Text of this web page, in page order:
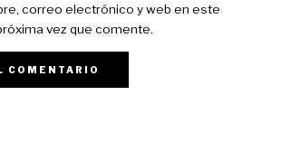
correo electrónico y web en este
vez que comente.